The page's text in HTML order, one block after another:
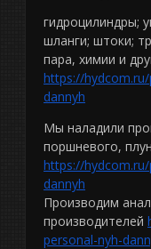
гидроцилиндры;
шланги; штоки;
пара, химии и
https://
dannyh
Мы наладили
поршневого,
https://
dannyh
Производим
производителей
personal-nyh-